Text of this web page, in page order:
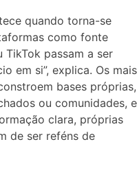
quando torna-se
como fonte
TikTok passam a ser
em si”, explica. Os mais
bases próprias,
ou comunidades, e
clara, próprias
de ser reféns de